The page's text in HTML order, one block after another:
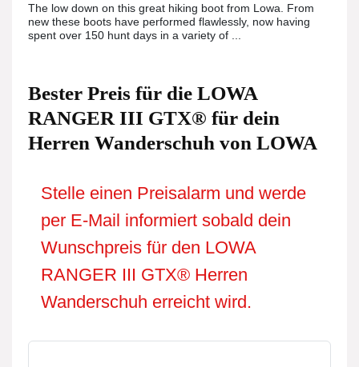
The low down on this great hiking boot from Lowa. From
new these boots have performed flawlessly, now having
spent over 150 hunt days in a variety of ...
Bester Preis für die LOWA
RANGER III GTX® für dein
Herren Wanderschuh von LOWA
Stelle einen Preisalarm und werde
per E-Mail informiert sobald dein
Wunschpreis für den LOWA
RANGER III GTX® Herren
Wanderschuh erreicht wird.